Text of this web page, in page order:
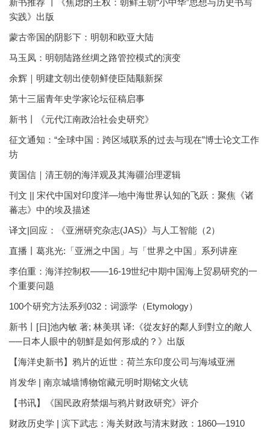
新书推荐 丨《焦虑的王权：朝鲜王朝“小中华”思想与历史书写
实践》出版
蒙古帝国的阴影下：明朝和欧亚大陆
马玉凤：明朝陆路丝绸之路管控模式的演变
余辉｜明建文朝出使朝鲜使臣陆颙新探
第十三届青年史学家论坛征稿启事
新书丨《元代江南政治社会史研究》
征文通知：“全球中国：跨区域联系的过去与现在”博士论文工作
坊
黄国信｜清王朝的海洋观及其海疆治理逻辑
刊文 || 宋代中国对印度洋—地中海世界认知的飞跃：聚焦《诸
蕃志》中的埃及描述
译文|回应：《亚洲研究杂志(JAS)》与人工智能（2）
直播丨葛兆光:「亚洲之中国」与「世界之中国」系列讲座
李伯重：海洋控制权——16-19世纪中期中国海上贸易研究的一
个重要问题
100个研究方法系列032：词源学（Etymology）
新书丨[日]池內敏 著; 林美琪 译:《從友好的鄰人到對立的敵人
──日本人眼中的朝鮮是如何形成的？》出版
【海洋史新书】鸦片的近世：荷兰东印度公司与海域亚洲
肖发华 | 南京城墙博物馆藏元明时期铭文火铳
【书讯】《国民政府禁烟与鸦片财政研究》评介
财政历史学 | 滨下武志：海关财政与清末财政：1860—1910